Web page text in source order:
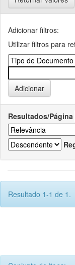
Adicionar filtros:
Utilizar filtros para
Resultados/Página
Resultado 1-1 de 1.